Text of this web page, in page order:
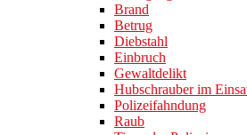
Brand
Betrug
Diebstahl
Einbruch
Gewaltdelikt
Hubschrauber im
Polizeifahndung
Raub